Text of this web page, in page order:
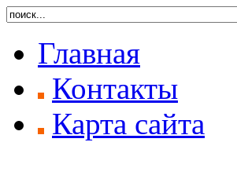
Главная
Контакты
Карта сайта